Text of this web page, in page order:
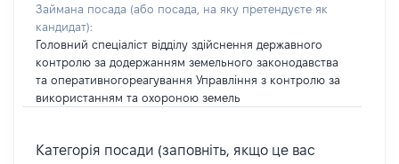
Займана посада (або посада, на яку претендуєте як
кандидат):
Головний спеціаліст відділу здійснення державного
контролю за додержанням земельного законодавства
та оперативногореагування Управління з контролю за
використанням та охороною земель
Категорія посади (заповніть, якщо це вас